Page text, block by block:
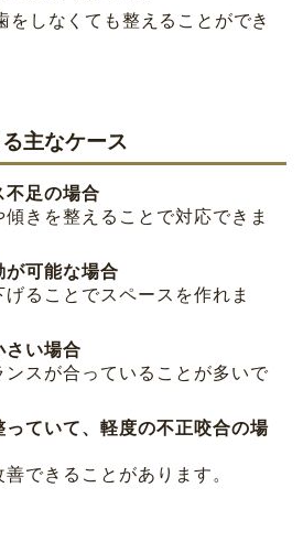
をしなくても整えることができ
主なケース
不足の場合
きを整えることで対応できま
が可能な場合
ることでスペースを作れま
さい場合
スが合っていることが多いで
っていて、軽度の不正咬合の場
できることがあります。